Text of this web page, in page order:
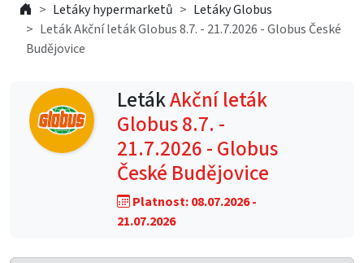
Letáky hypermarketů
Letáky Globus
Leták Akční leták Globus 8.7. - 21.7.2026 - Globus České
Budějovice
LetákAkční leták
Globus 8.7. -
21.7.2026 - Globus
České Budějovice
Platnost: 08.07.2026 -
21.07.2026